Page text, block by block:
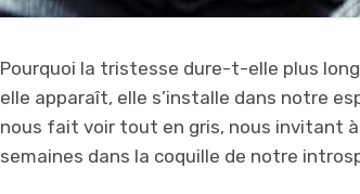
Pourquoi la tristesse dure-t-elle plus
elle apparaît, elle s’installe dans notre
nous fait voir tout en gris, nous invitant
semaines dans la coquille de notre